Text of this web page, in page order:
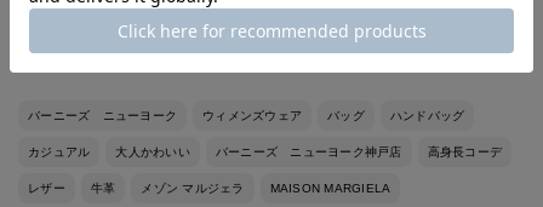
バーニーズ ニューヨーク ウィメンズウェア バッグ ハンドバッグ
カジュアル 大人かわいい バーニーズ ニューヨーク神戸店 高身長コーデ
レザー 牛革 メゾン マルジェラ MAISON MARGIELA